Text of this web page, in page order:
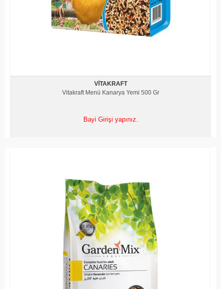
VITAKRAFT
Vitakraft Menü Kanarya Yemi 500 Gr
Bayi Girişi yapınız.